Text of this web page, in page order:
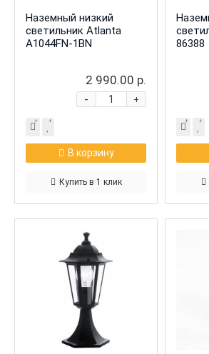
Наземный низкий
светильник Atlanta
A1044FN-1BN
2 990.00 р.
+
-
В корзину
Купить в 1 клик
86388